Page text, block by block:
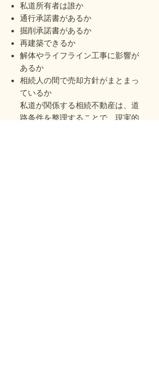
私道所有者は誰か
通行承諾書があるか
掘削承諾書があるか
再建築できるか
解体やライフライン工事に影響が
あるか
相続人の間で売却方針がまとまっ
ているか
私道が関係する相続不動産は、道
路条件を整理することで、現実的